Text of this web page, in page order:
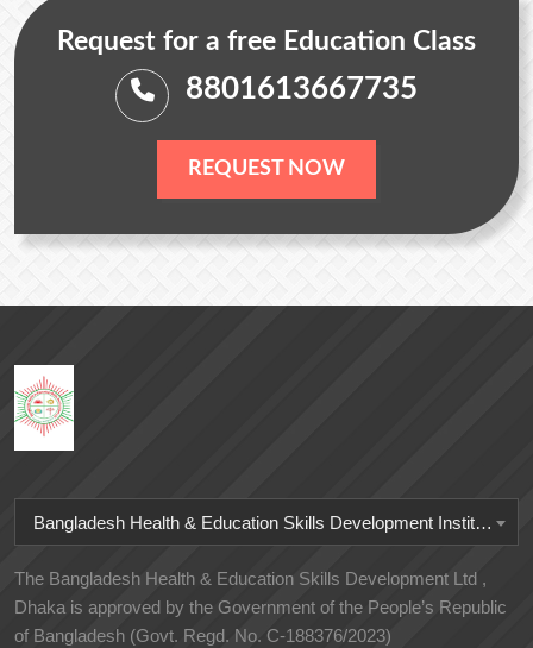
Request for a free Education Class
8801613667735
REQUEST NOW
Bangladesh Health & Education Skills Development Institute
The Bangladesh Health & Education Skills Development Ltd ,
Dhaka is approved by the Government of the People’s Republic
of Bangladesh (Govt. Regd. No. C-188376/2023)